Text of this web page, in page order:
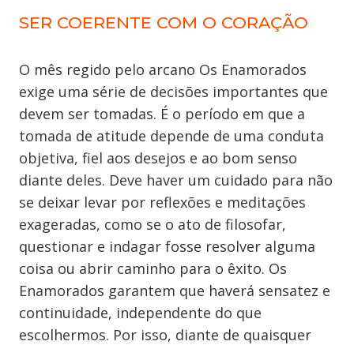
SER COERENTE COM O CORAÇÃO
O mês regido pelo arcano Os Enamorados
exige uma série de decisões importantes que
devem ser tomadas. É o período em que a
tomada de atitude depende de uma conduta
objetiva, fiel aos desejos e ao bom senso
diante deles. Deve haver um cuidado para não
se deixar levar por reflexões e meditações
exageradas, como se o ato de filosofar,
questionar e indagar fosse resolver alguma
coisa ou abrir caminho para o êxito. Os
Enamorados garantem que haverá sensatez e
continuidade, independente do que
escolhermos. Por isso, diante de quaisquer